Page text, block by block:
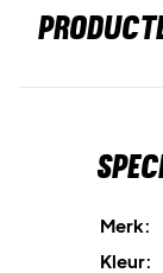
Merk:
Kleur: